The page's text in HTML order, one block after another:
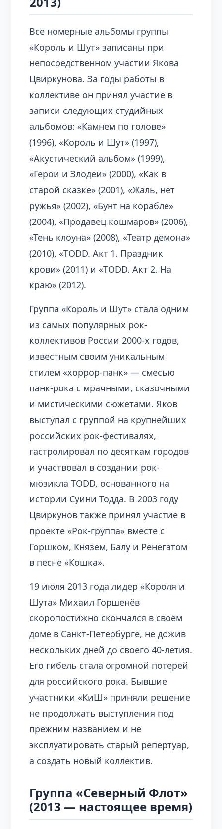
Все номерные альбомы группы
«Король и Шут» записаны при
непосредственном участии Якова
Цвиркунова. За годы работы в
коллективе он принял участие в
записи следующих студийных
альбомов: «Камнем по голове»
(1996), «Король и Шут» (1997),
«Акустический альбом» (1999),
«Герои и Злодеи» (2000), «Как в
старой сказке» (2001), «Жаль, нет
ружья» (2002), «Бунт на корабле»
(2004), «Продавец кошмаров» (2006),
«Тень клоуна» (2008), «Театр демона»
(2010), «TODD. Акт 1. Праздник
крови» (2011) и «TODD. Акт 2. На
краю» (2012).
Группа «Король и Шут» стала одним
из самых популярных рок-
коллективов России 2000-х годов,
известным своим уникальным
стилем «хоррор-панк» — смесью
панк-рока с мрачными, сказочными
и мистическими сюжетами. Яков
выступал с группой на крупнейших
российских рок-фестивалях,
гастролировал по десяткам городов
и участвовал в создании рок-
мюзикла TODD, основанного на
истории Суини Тодда. В 2003 году
Цвиркунов также принял участие в
проекте «Рок-группа» вместе с
Горшком, Князем, Балу и Ренегатом
в песне «Кошка».
19 июля 2013 года лидер «Короля и
Шута» Михаил Горшенёв
скоропостижно скончался в своём
доме в Санкт-Петербурге, не дожив
нескольких дней до своего 40-летия.
Его гибель стала огромной потерей
для российского рока. Бывшие
участники «КиШ» приняли решение
не продолжать выступления под
прежним названием и не
эксплуатировать старый репертуар,
а создать новый коллектив.
Группа «Северный Флот»
(2013 — настоящее время)